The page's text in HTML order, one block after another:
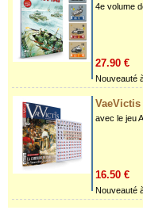
4e volume
27.90 €
Nouveauté
avec le jeu
16.50 €
Nouveauté